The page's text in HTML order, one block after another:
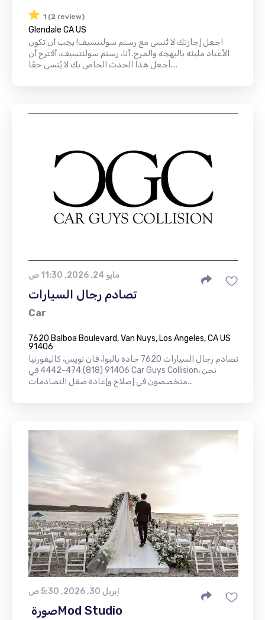
1 (2 review)
Glendale CA US
اجعل إجازتك لا تُنسى مع رستم سولنتسيف! يجب أن تكون
الأعياد مليئة بالبهجة والمرح. أنا، رستم سولنتسيف، أقترح أن
أجعل هذا الحدث الخاص بك لا يُنسى حقًا....
مايو 24, 2026, 11:30 ص
تصادم رجال السيارات
Car
7620 Balboa Boulevard, Van Nuys, Los Angeles, CA US
91406
تصادم رجال السيارات 7620 جادة بالبوا، فان نويس، كاليفورنيا
91406 (818) 474-4442 في Car Guys Collision، نحن
متخصصون في إصلاح وإعادة صقل التصادمات...
إبريل 30, 2026, 5:30 ص